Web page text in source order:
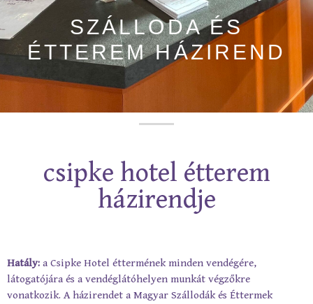
SZÁLLODA ÉS
ÉTTEREM HÁZIREND
csipke hotel étterem
házirendje
Hatály: a Csipke Hotel éttermének minden vendégére,
látogatójára és a vendéglátóhelyen munkát végzőkre
vonatkozik. A házirendet a Magyar Szállodák és Éttermek